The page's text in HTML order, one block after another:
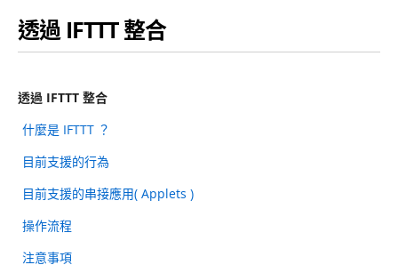
透過 IFTTT 整合
透過 IFTTT 整合
什麼是 IFTTT ？
目前支援的行為
目前支援的串接應用( Applets )
操作流程
注意事項